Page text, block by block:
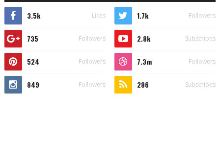
3.5k Likes 1.7k Followers
735 Followers 2.8k Subscribes
524 Followers 7.3m Followers
849 Followers 286 Subscribes